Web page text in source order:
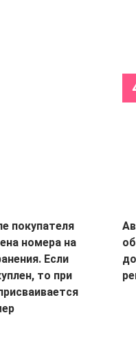
покупателя
номера на
Если
то при